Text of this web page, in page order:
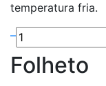
temperatura fria.
–
Folheto